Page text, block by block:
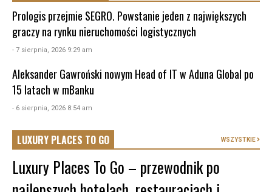
Prologis przejmie SEGRO. Powstanie jeden z największych
graczy na rynku nieruchomości logistycznych
- 7 sierpnia, 2026 9:29 am
Aleksander Gawroński nowym Head of IT w Aduna Global po
15 latach w mBanku
- 6 sierpnia, 2026 8:54 am
LUXURY PLACES TO GO WSZYSTKIE
Luxury Places To Go – przewodnik po